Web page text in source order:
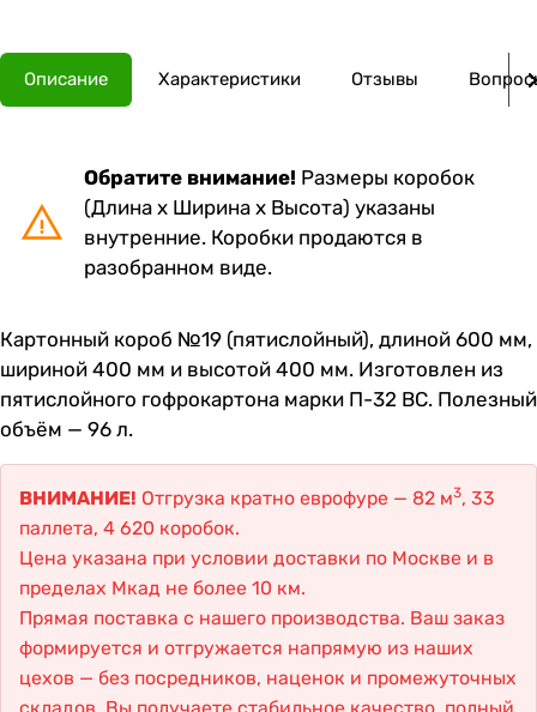
Описание Характеристики Отзывы
Обратите внимание! Размеры коробок
(Длина х Ширина х Высота) указаны
внутренние. Коробки продаются в
разобранном виде.
Картонный короб №19 (пятислойный), длиной 600 мм,
шириной 400 мм и высотой 400 мм. Изготовлен из
пятислойного гофрокартона марки П-32 ВС. Полезный
объём — 96 л.
ВНИМАНИЕ! Отгрузка кратно еврофуре — 82 м3, 33
паллета, 4 620 коробок.
Цена указана при условии доставки по Москве и в
пределах Мкад не более 10 км.
Прямая поставка с нашего производства. Ваш заказ
формируется и отгружается напрямую из наших
цехов — без посредников, наценок и промежуточных